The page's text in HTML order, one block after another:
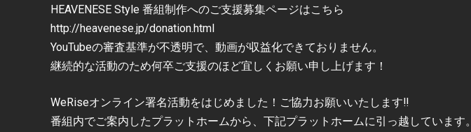
HEAVENESE Style 番組制作へのご支援募集ページはこちら
http://heavenese.jp/donation.html
YouTubeの審査基準が不透明で、動画が収益化できておりません。
継続的な活動のため何卒ご支援のほど宜しくお願い申し上げます！
WeRiseオンライン署名活動をはじめました！ご協力お願いいたします‼️
番組内でご案内したプラットホームから、下記プラットホームに引っ越しています。